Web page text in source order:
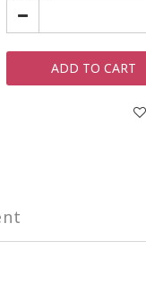
ADD TO CART